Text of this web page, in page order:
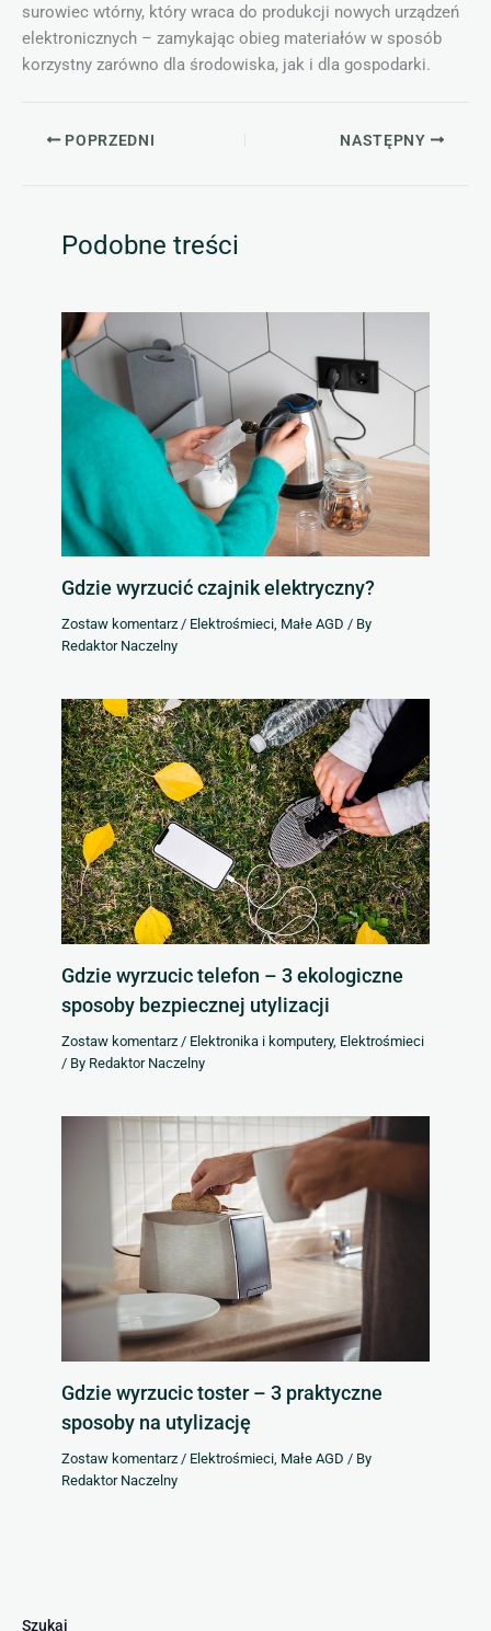
surowiec wtórny, który wraca do produkcji nowych urządzeń
elektronicznych – zamykając obieg materiałów w sposób
korzystny zarówno dla środowiska, jak i dla gospodarki.
POPRZEDNI NASTĘPNY
Podobne treści
Gdzie wyrzucić czajnik elektryczny?
Zostaw komentarz / Elektrośmieci, Małe AGD / By
Redaktor Naczelny
Gdzie wyrzucic telefon – 3 ekologiczne
sposoby bezpiecznej utylizacji
Zostaw komentarz / Elektronika i komputery, Elektrośmieci
/ By Redaktor Naczelny
Gdzie wyrzucic toster – 3 praktyczne
sposoby na utylizację
Zostaw komentarz / Elektrośmieci, Małe AGD / By
Redaktor Naczelny
Szukaj